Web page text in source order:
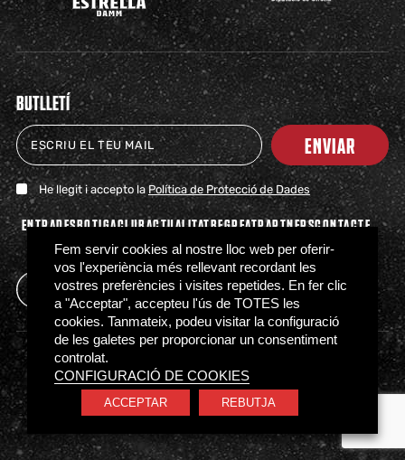
BUTLLETÍ
ENVIAR
He llegit i accepto laPolítica de Protecció de Dades
ENTRADESBOTIGACLUBACTUALITATBEGREATPARTNERSCONTACTE
PREMSA
Política de Privacitat
Normativa d’accés
Canal Ètic
© BÀSQUET GIRONA
Fem servir cookies al nostre lloc web per oferir-
vos l'experiència més rellevant recordant les
vostres preferències i visites repetides. En fer clic
a "Acceptar", accepteu l'ús de TOTES les
cookies. Tanmateix, podeu visitar la configuració
de les galetes per proporcionar un consentiment
controlat.
CONFIGURACIÓ DE COOKIES
ACCEPTAR REBUTJA